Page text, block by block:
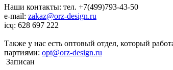
Наши контакты: тел. +7(499)793-43-50
e-mail: zakaz@orz-design.ru
icq: 628 697 222
Также у нас есть оптовый отдел, который
партиями: opt@orz-design.ru
Записан